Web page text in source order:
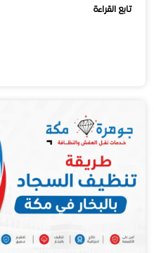
تابع القراءة